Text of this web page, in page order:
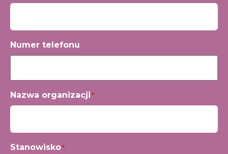
Numer telefonu
Nazwa organizacji*
Stanowisko*